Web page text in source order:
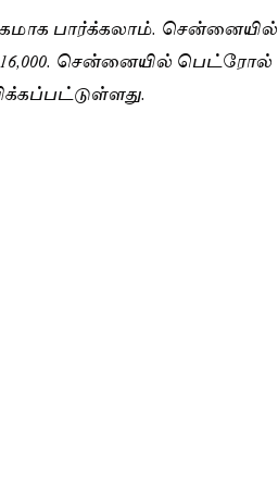
பார்க்கலாம். சென்னையில்
சென்னையில் பெட்ரோல்